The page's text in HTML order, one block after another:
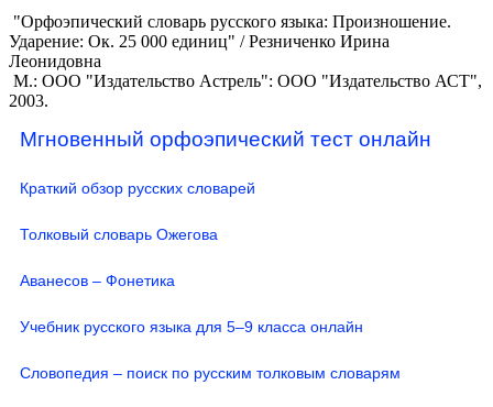
"Орфоэпический словарь русского языка: Произношение.
Ударение: Ок. 25 000 единиц" / Резниченко Ирина
Леонидовна
М.: ООО "Издательство Астрель": ООО "Издательство АСТ",
2003.
Мгновенный орфоэпический тест онлайн
Краткий обзор русских словарей
Толковый словарь Ожегова
Аванесов – Фонетика
Учебник русского языка для 5–9 класса онлайн
Словопедия – поиск по русским толковым словарям